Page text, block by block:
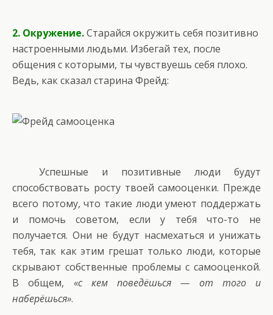
2. Окружение.Старайся окружить себя позитивно
настроенными людьми. Избегай тех, после
общения с которыми, ты чувствуешь себя плохо.
Ведь, как сказал старина Фрейд:
Успешные и позитивные люди будут
способствовать росту твоей самооценки. Прежде
всего потому, что такие люди умеют поддержать
и помочь советом, если у тебя что-то не
получается. Они не будут насмехаться и унижать
тебя, так как этим грешат только люди, которые
скрывают собственные проблемы с самооценкой.
В общем, «с кем поведёшься — от того и
наберёшься».